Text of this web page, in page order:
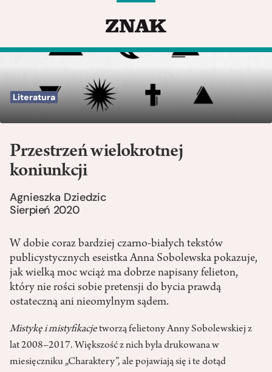
Literatura
Przestrzeń wielokrotnej
koniunkcji
Agnieszka Dziedzic
Sierpień 2020
W dobie coraz bardziej czarno-białych tekstów
publicystycznych eseistka Anna Sobolewska pokazuje,
jak wielką moc wciąż ma dobrze napisany felieton,
który nie rości sobie pretensji do bycia prawdą
ostateczną ani nieomylnym sądem.
Mistykę i mistyfikacjetworzą felietony Anny Sobolewskiej z
lat 2008–2017. Większość z nich była drukowana w
miesięczniku „Charaktery”, ale pojawiają się i te dotąd